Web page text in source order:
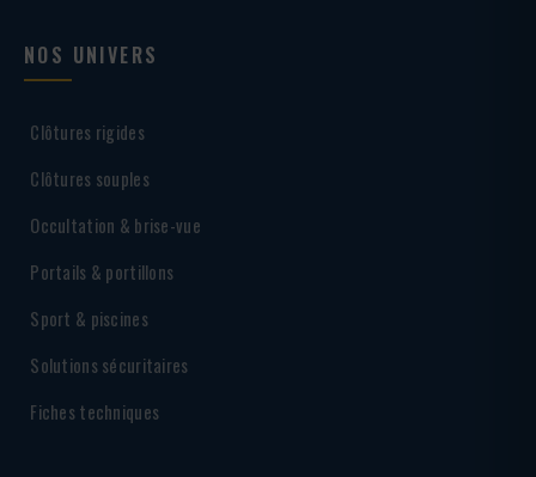
NOS UNIVERS
Clôtures rigides
Clôtures souples
Occultation & brise-vue
Portails & portillons
Sport & piscines
Solutions sécuritaires
Fiches techniques